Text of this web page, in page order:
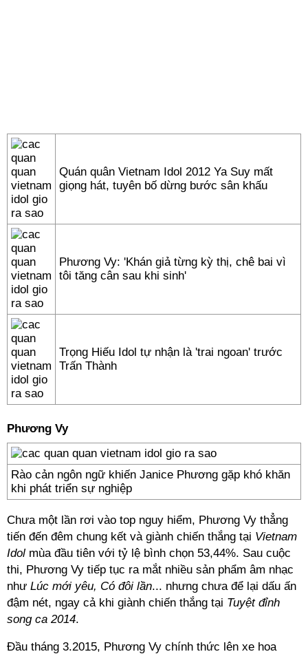
Quán quân Vietnam Idol 2012 Ya Suy mất
giọng hát, tuyên bố dừng bước sân khấu
Phương Vy: 'Khán giả từng kỳ thị, chê bai vì
tôi tăng cân sau khi sinh'
Trọng Hiếu Idol tự nhận là 'trai ngoan' trước
Trấn Thành
Phương Vy
Rào cản ngôn ngữ khiến Janice Phương gặp khó khăn
khi phát triển sự nghiệp
Chưa một lần rơi vào top nguy hiểm, Phương Vy thẳng
tiến đến đêm chung kết và giành chiến thắng tại Vietnam
Idol mùa đầu tiên với tỷ lệ bình chọn 53,44%. Sau cuộc
thi, Phương Vy tiếp tục ra mắt nhiều sản phẩm âm nhạc
như Lúc mới yêu, Có đôi lần... nhưng chưa để lại dấu ấn
đậm nét, ngay cả khi giành chiến thắng tại Tuyệt đỉnh
song ca 2014.
Đầu tháng 3.2015, Phương Vy chính thức lên xe hoa